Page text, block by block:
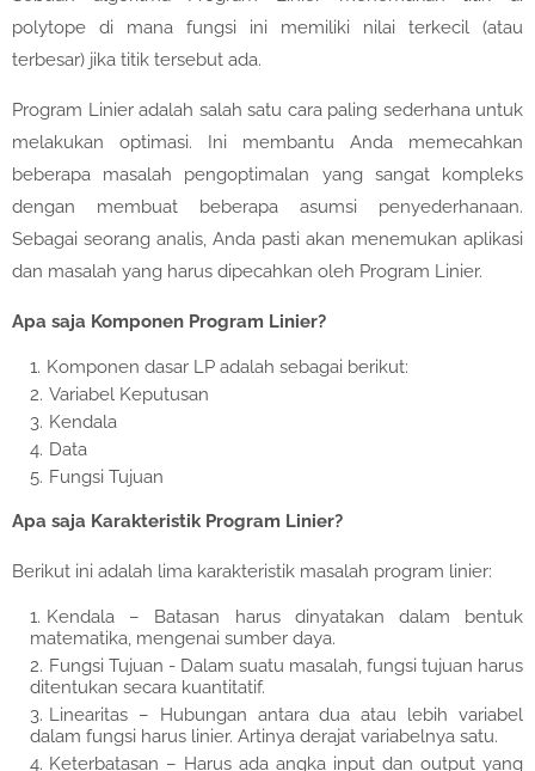
polytope di mana fungsi ini memiliki nilai terkecil (atau
terbesar) jika titik tersebut ada.
Program Linier adalah salah satu cara paling sederhana untuk
melakukan optimasi. Ini membantu Anda memecahkan
beberapa masalah pengoptimalan yang sangat kompleks
dengan membuat beberapa asumsi penyederhanaan.
Sebagai seorang analis, Anda pasti akan menemukan aplikasi
dan masalah yang harus dipecahkan oleh Program Linier.
Apa saja Komponen Program Linier?
Komponen dasar LP adalah sebagai berikut:
Variabel Keputusan
Kendala
Data
Fungsi Tujuan
Apa saja Karakteristik Program Linier?
Berikut ini adalah lima karakteristik masalah program linier:
Kendala – Batasan harus dinyatakan dalam bentuk
matematika, mengenai sumber daya.
Fungsi Tujuan - Dalam suatu masalah, fungsi tujuan harus
ditentukan secara kuantitatif.
Linearitas – Hubungan antara dua atau lebih variabel
dalam fungsi harus linier. Artinya derajat variabelnya satu.
Keterbatasan – Harus ada angka input dan output yang